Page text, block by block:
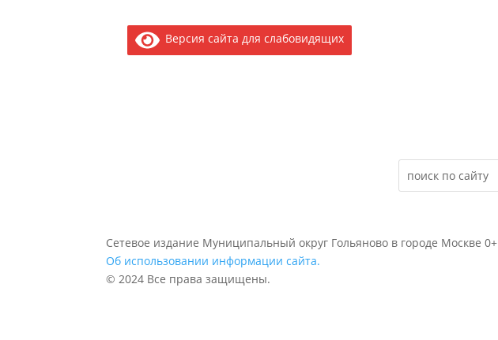
Версия сайта для слабовидящих
Сетевое издание Муниципальный округ Гольяново в городе Москве 0+
Об использовании информации сайта.
© 2024 Все права защищены.